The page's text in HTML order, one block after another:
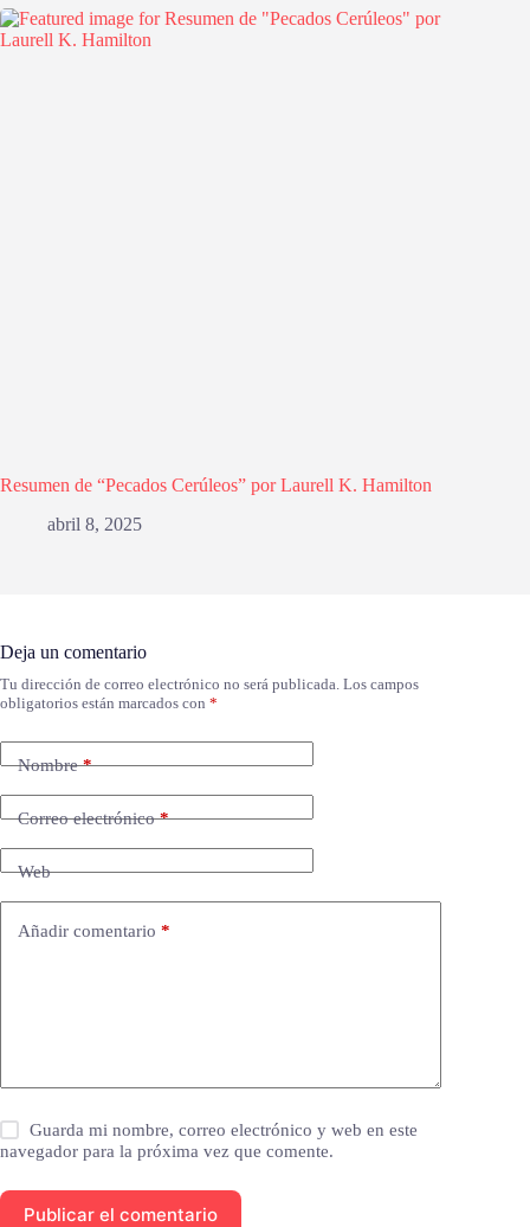
Resumen de “Pecados Cerúleos” por Laurell K. Hamilton
abril 8, 2025
Deja un comentario
Tu dirección de correo electrónico no será publicada. Los campos
obligatorios están marcados con *
Nombre*
Correo electrónico*
Web
Añadir comentario *
Guarda mi nombre, correo electrónico y web en este
navegador para la próxima vez que comente.
Publicar el comentario